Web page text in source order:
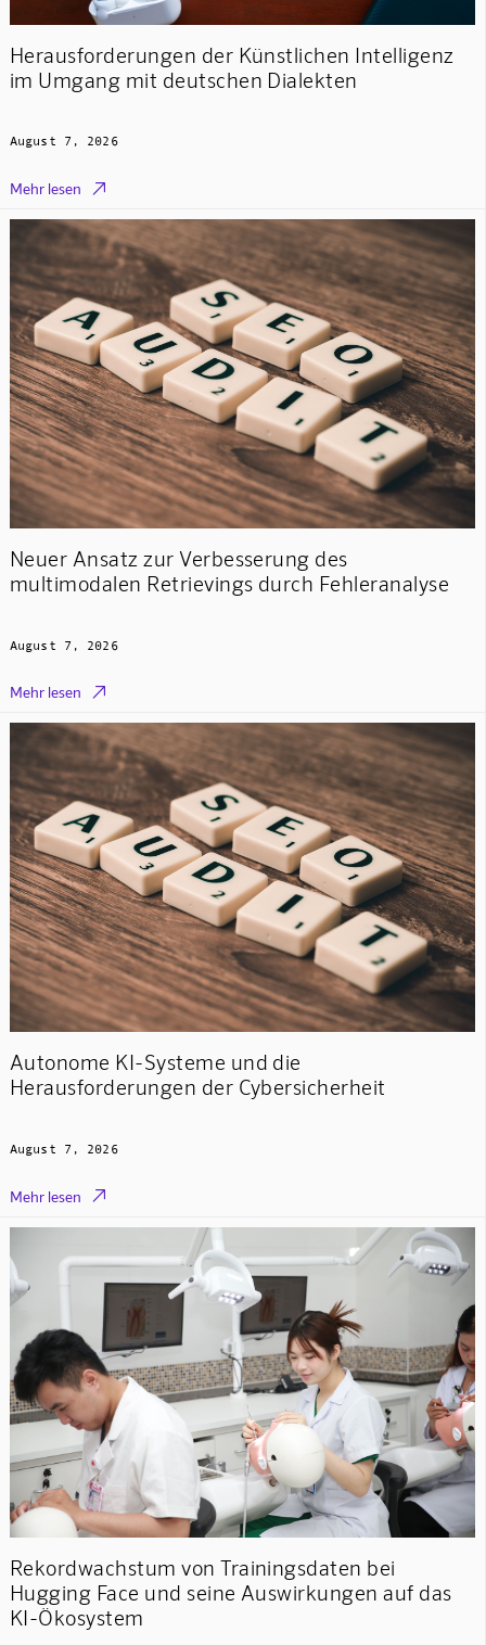
Herausforderungen der Künstlichen Intelligenz
im Umgang mit deutschen Dialekten
August 7, 2026
Mehr lesen 
Neuer Ansatz zur Verbesserung des
multimodalen Retrievings durch Fehleranalyse
August 7, 2026
Mehr lesen 
Autonome KI-Systeme und die
Herausforderungen der Cybersicherheit
August 7, 2026
Mehr lesen 
Rekordwachstum von Trainingsdaten bei
Hugging Face und seine Auswirkungen auf das
KI-Ökosystem